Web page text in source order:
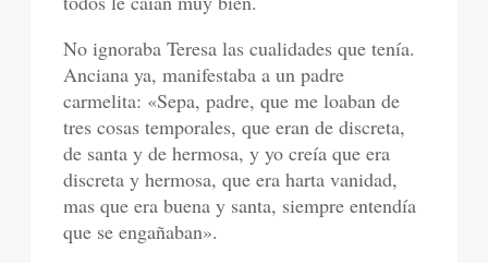
No ignoraba Teresa las cualidades que tenía.
Anciana ya, manifestaba a un padre
carmelita: «Sepa, padre, que me loaban de
tres cosas temporales, que eran de discreta,
de santa y de hermosa, y yo creía que era
discreta y hermosa, que era harta vanidad,
mas que era buena y santa, siempre entendía
que se engañaban».